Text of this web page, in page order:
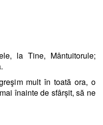
la Tine, Mântuitorule;
mult în toată ora, o
înainte de sfârșit, să ne